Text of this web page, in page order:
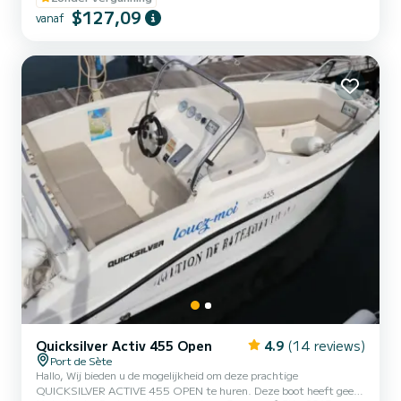
vanaf $127,09
Quicksilver Activ 455 Open 4.9 (14 reviews)
Port de Sète
Hallo, Wij bieden u de mogelijkheid om deze prachtige
QUICKSILVER ACTIVE 455 OPEN te huren. Deze boot heeft geen